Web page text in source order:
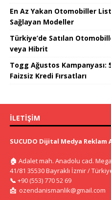
En Az Yakan Otomobiller
Sağlayan Modeller
Türkiye’de Satılan
veya Hibrit
Togg Ağustos Kampanyası:
Faizsiz Kredi Fırsatları
İLETIŞIM
SUCUDO Dijital Medya
🏠 Adalet mah. Anadolu cad.
41/81 35530 Bayraklı İzmir /
📞 +90 (553) 770 52 69
📩 ozendanismanlik@gmail.com